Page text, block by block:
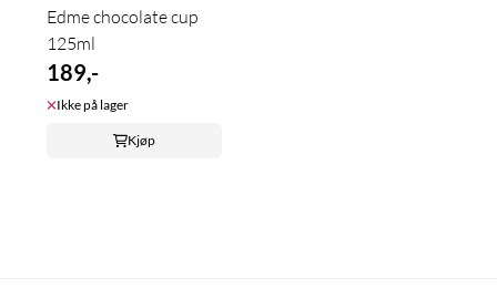
Edme chocolate cup
125ml
189,-
Ikke på lager
Kjøp